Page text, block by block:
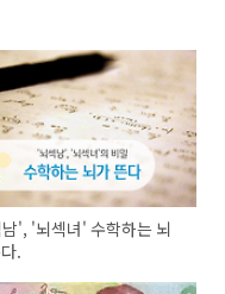
', '뇌섹녀' 수학하는 뇌
.